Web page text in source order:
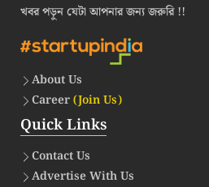
খবর পড়ুন যেটা আপনার জন্য জরুরি !!
About Us
Career(Join Us)
Quick Links
Contact Us
Advertise With Us